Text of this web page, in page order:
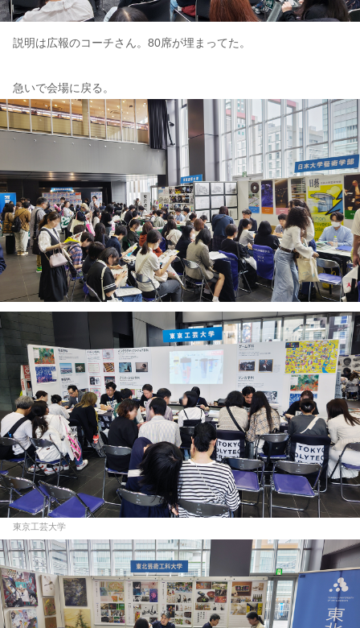
説明は広報のコーチさん。80席が埋まってた。
急いで会場に戻る。
東京工芸大学